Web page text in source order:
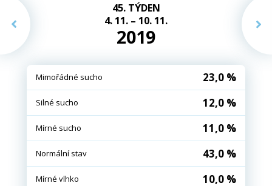
45. TÝDEN
4. 11. – 10. 11.
2019
Mimořádné sucho 23,0 %
Silné sucho 12,0 %
Mírné sucho 11,0 %
Normální stav 43,0 %
Mírné vlhko 10,0 %